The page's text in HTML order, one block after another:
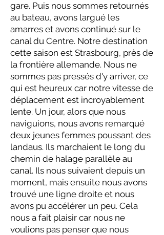
gare. Puis nous sommes retournés
au bateau, avons largué les
amarres et avons continué sur le
canal du Centre. Notre destination
cette saison est Strasbourg, près de
la frontière allemande. Nous ne
sommes pas pressés d'y arriver, ce
qui est heureux car notre vitesse de
déplacement est incroyablement
lente. Un jour, alors que nous
naviguions, nous avons remarqué
deux jeunes femmes poussant des
landaus. Ils marchaient le long du
chemin de halage parallèle au
canal. Ils nous suivaient depuis un
moment, mais ensuite nous avons
trouvé une ligne droite et nous
avons pu accélérer un peu. Cela
nous a fait plaisir car nous ne
voulions pas penser que nous